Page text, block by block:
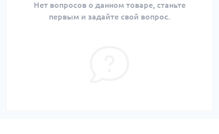
Нет вопросов о данном товаре, станьте
первым и задайте свой вопрос.